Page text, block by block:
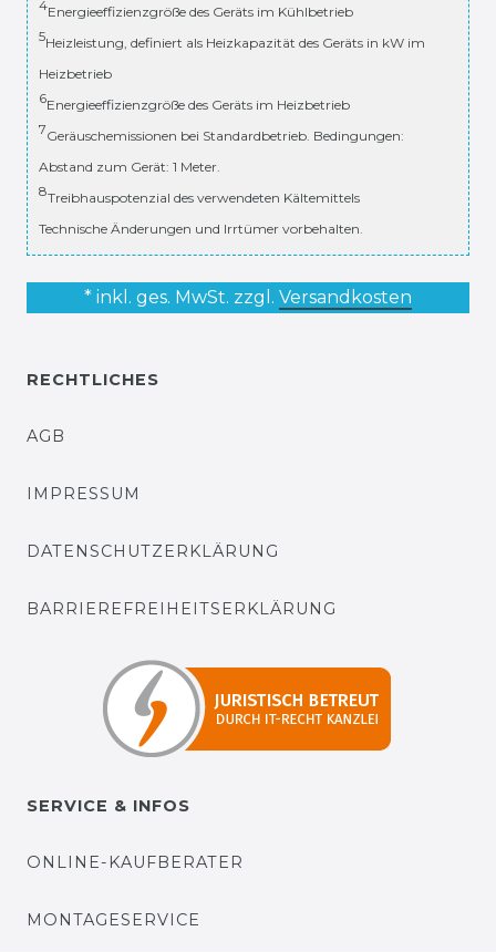
4Energieeffizienzgröße des Geräts im Kühlbetrieb
5Heizleistung, definiert als Heizkapazität des Geräts in kW im
Heizbetrieb
6Energieeffizienzgröße des Geräts im Heizbetrieb
7Geräuschemissionen bei Standardbetrieb. Bedingungen:
Abstand zum Gerät: 1 Meter.
8Treibhauspotenzial des verwendeten Kältemittels
Technische Änderungen und Irrtümer vorbehalten.
* inkl. ges. MwSt. zzgl. Versandkosten
RECHTLICHES
AGB
IMPRESSUM
DATENSCHUTZERKLÄRUNG
BARRIEREFREIHEITSERKLÄRUNG
SERVICE & INFOS
ONLINE-KAUFBERATER
MONTAGESERVICE